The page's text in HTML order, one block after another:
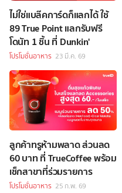
ไม่ใช่แบล๊คการ์ดก็แลกได้ ใช้
89 True Point แลกรับฟรี
โดนัท 1 ชิ้น ที่ Dunkin'
โปรโมชั่นอาหาร 23 มี.ค. 69
ลูกค้าทรูห้ามพลาด ส่วนลด
60 บาท ที่ TrueCoffee พร้อม
เช็กสาขาที่ร่วมรายการ
โปรโมชั่นอาหาร 25 ก.พ. 69